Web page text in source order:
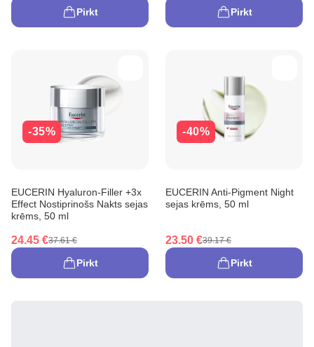
Pirkt Pirkt
-35%
EUCERIN Hyaluron-Filler +3x
Effect Nostiprinošs Nakts sejas
krēms, 50 ml
24.45 €37.61 €
Pirkt
-40%
EUCERIN Anti-Pigment Night
sejas krēms, 50 ml
23.50 €39.17 €
Pirkt